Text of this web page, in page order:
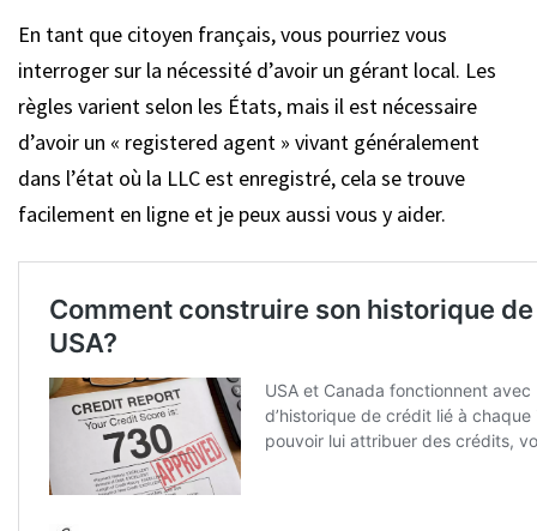
En tant que citoyen français, vous pourriez vous
interroger sur la nécessité d’avoir un gérant local. Les
règles varient selon les États, mais il est nécessaire
d’avoir un « registered agent » vivant généralement
dans l’état où la LLC est enregistré, cela se trouve
facilement en ligne et je peux aussi vous y aider.